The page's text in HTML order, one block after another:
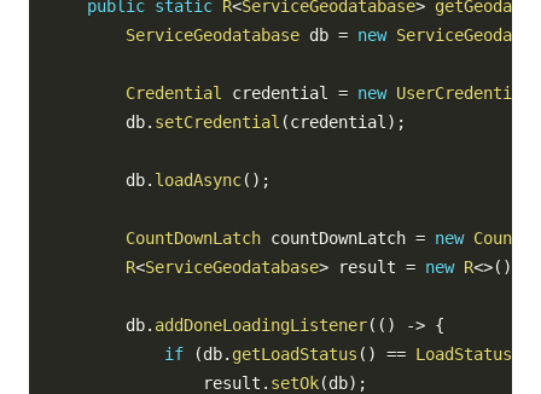
public static R<ServiceGeodatabase>
ServiceGeodatabase db = new
Credential credential = new UserCredential
        db
. setCredential (credential ) ;
        db
. loadAsync( ) ;
CountDownLatch countDownLatch = new
R<ServiceGeodatabase> result = new R<>( )
        db
. addDoneLoadingListener( ( ) -> {
if
(db. getLoadStatus ( ) == LoadStatus
                result
. setOk(db) ;